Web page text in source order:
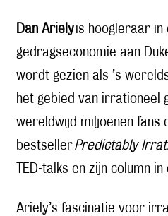
Dan Arielyis hoogleraar in
gedragseconomie aan
wordt gezien als ’s
het gebied van irrationeel
wereldwijd miljoenen fans
bestsellerPredictably
TED-talks en zijn column
Ariely’s fascinatie voor